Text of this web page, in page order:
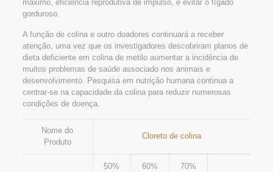
máximo, eficiência reprodutiva de impulso, e evitar o fígado
gorduroso.
A função de colina e outro doadores continuará a receber
atenção, uma vez que os investigadores descobriram planos de
dieta deficiente em colina de metilo aumentar a incidência de
muitos problemas de saúde associado nos animais e
desenvolvimento. Pesquisa em nutrição humana continua a
centrar-se na capacidade da colina para reduzir numerosas
condições de doença.
Nome do
Produto
Cloreto de colina
50%
60%
70%